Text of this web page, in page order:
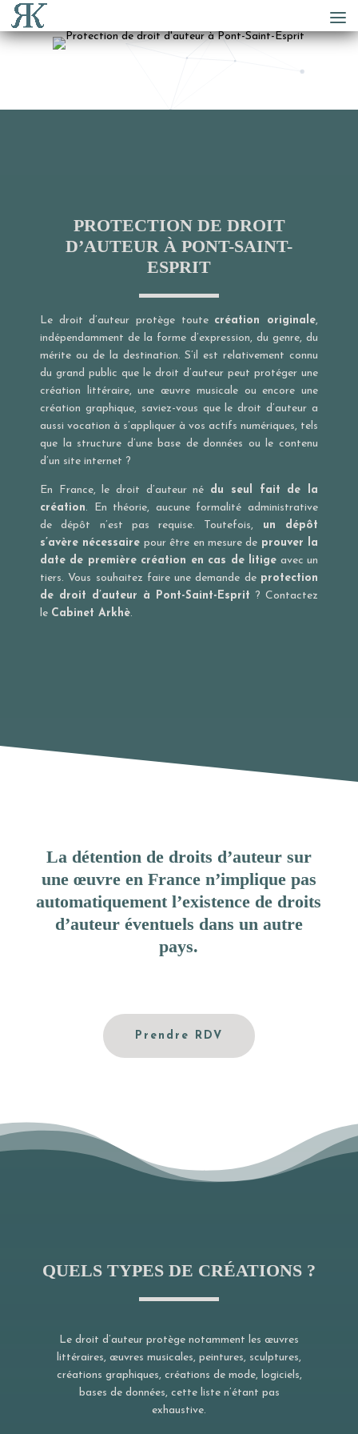
PROTECTION DE DROIT
D’AUTEUR À PONT-SAINT-
ESPRIT
Le droit d’auteur protège toute création originale,
indépendamment de la forme d’expression, du genre, du
mérite ou de la destination. S’il est relativement connu
du grand public que le droit d’auteur peut protéger une
création littéraire, une œuvre musicale ou encore une
création graphique, saviez-vous que le droit d’auteur a
aussi vocation à s’appliquer à vos actifs numériques, tels
que la structure d’une base de données ou le contenu
d’un site internet ?
En France, le droit d’auteur né du seul fait de la
création. En théorie, aucune formalité administrative
de dépôt n’est pas requise. Toutefois, un dépôt
s’avère nécessaire pour être en mesure de prouver la
date de première création en cas de litige avec un
tiers. Vous souhaitez faire une demande de protection
de droit d’auteur à Pont-Saint-Esprit ? Contactez
le Cabinet Arkhè.
La détention de droits d’auteur sur
une œuvre en France n’implique pas
automatiquement l’existence de droits
d’auteur éventuels dans un autre
pays.
Prendre RDV
QUELS TYPES DE CRÉATIONS ?
Le droit d’auteur protège notamment les œuvres
littéraires, œuvres musicales, peintures, sculptures,
créations graphiques, créations de mode, logiciels,
bases de données, cette liste n’étant pas
exhaustive.